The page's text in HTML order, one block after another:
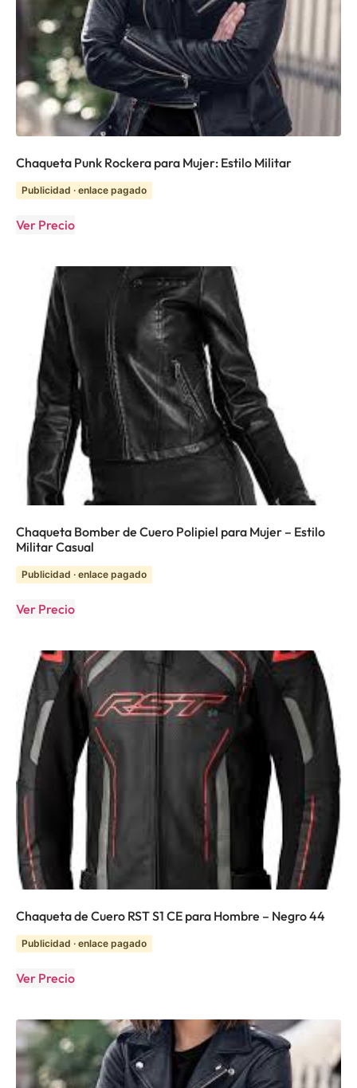
Chaqueta Punk Rockera para Mujer: Estilo Militar
Publicidad · enlace pagado
Ver Precio
Chaqueta Bomber de Cuero Polipiel para Mujer – Estilo
Militar Casual
Publicidad · enlace pagado
Ver Precio
Chaqueta de Cuero RST S1 CE para Hombre – Negro 44
Publicidad · enlace pagado
Ver Precio